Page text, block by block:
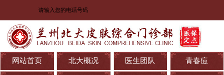
网站首页 北大概况 医生团队 青春痘